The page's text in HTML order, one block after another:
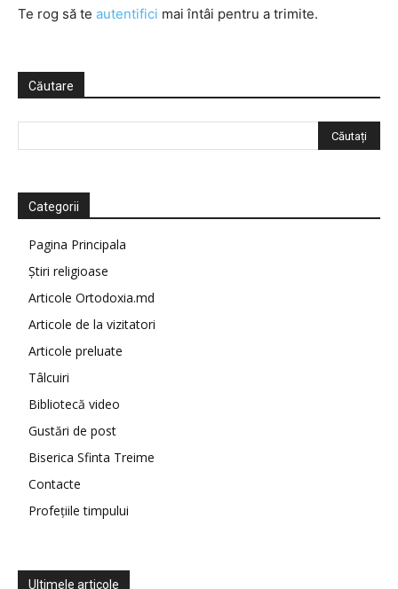
Te rog să te autentifici mai întâi pentru a trimite.
Căutare
Categorii
Pagina Principala
Știri religioase
Articole Ortodoxia.md
Articole de la vizitatori
Articole preluate
Tâlcuiri
Bibliotecă video
Gustări de post
Biserica Sfinta Treime
Contacte
Profețiile timpului
Ultimele articole